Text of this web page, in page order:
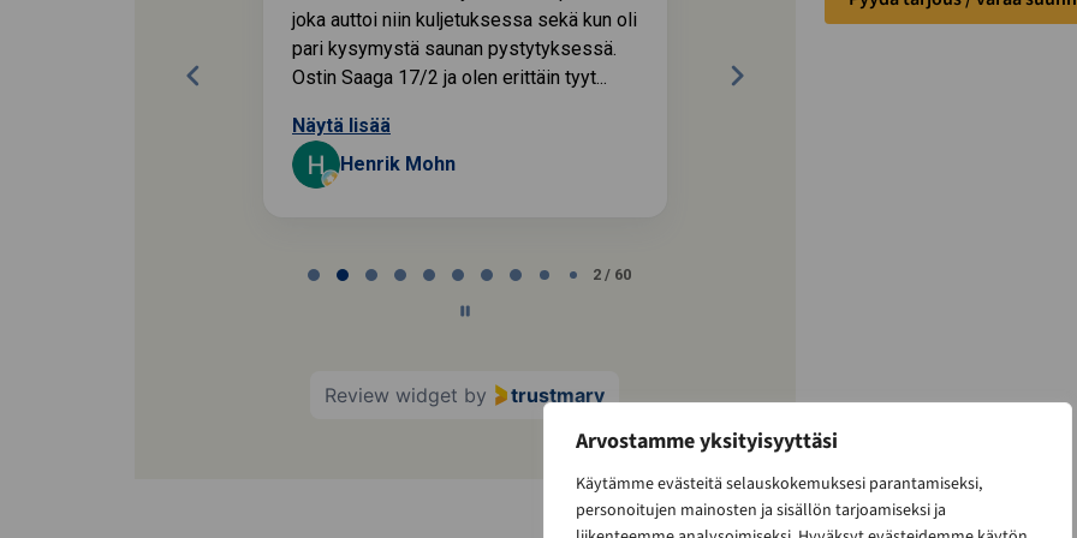
Arvostamme yksityisyyttäsi
Käytämme evästeitä selauskokemuksesi parantamiseksi,
personoitujen mainosten ja sisällön tarjoamiseksi ja
joka auttoi niin kuljetuksessa sekä kun oli
pari kysymystä saunan pystytyksessä.
Ostin Saaga 17/2 ja olen erittäin tyyt...
Näytä lisää
Henrik Mohn
2 / 60
Review widget by trustmary